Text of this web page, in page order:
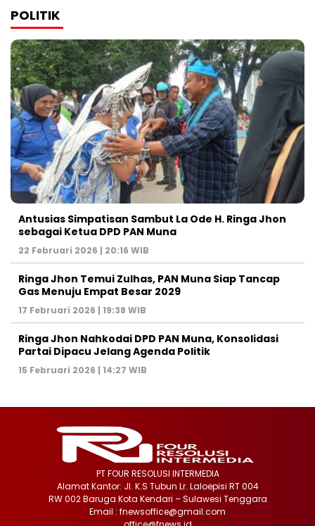
POLITIK
Antusias Simpatisan Sambut La Ode H. Ringa Jhon
sebagai Ketua DPD PAN Muna
22 Februari 2026 | 20:16 WIB
Ringa Jhon Temui Zulhas, PAN Muna Siap Tancap
Gas Menuju Empat Besar 2029
17 Februari 2026 | 19:38 WIB
Ringa Jhon Nahkodai DPD PAN Muna, Konsolidasi
Partai Dipacu Jelang Agenda Politik
15 Februari 2026 | 14:27 WIB
PT FOUR RESOLUSI INTERMEDIA
Alamat Kantor: Jl. K.S Tubun Lr. Laloepisi RT 004
RW 002 Baruga Kota Kendari – Sulawesi Tenggara
Email : fnewsoffice@gmail.com